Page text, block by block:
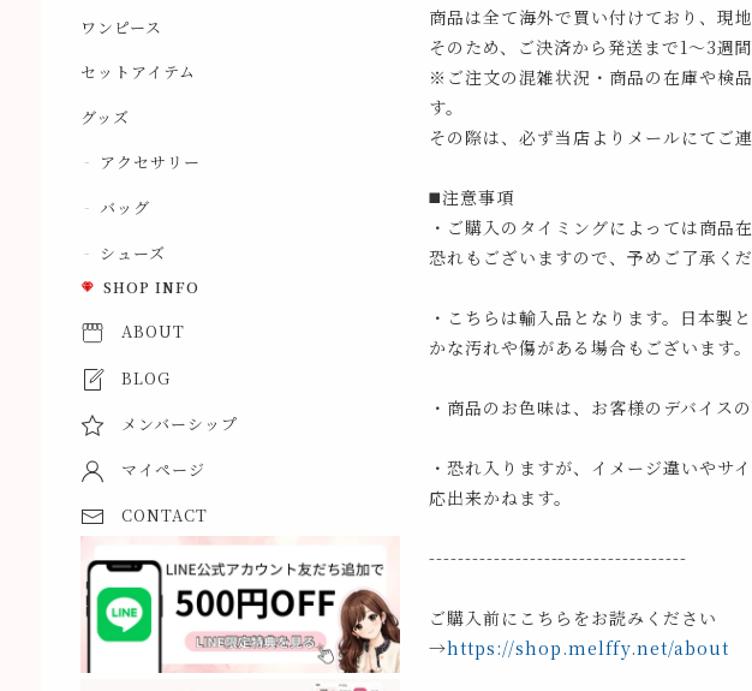
ワンピース
セットアイテム
グッズ
アクセサリー
バッグ
シューズ
SHOP INFO
ABOUT
BLOG
メンバーシップ
マイページ
CONTACT
商品は全て海外で買い付けており、現
そのため、ご決済から発送まで1～3週
※ご注文の混雑状況・商品の在庫や検
す。
その際は、必ず当店よりメールにてご
◼️注意事項
・ご購入のタイミングによっては商品
恐れもございますので、予めご了承くだ
・こちらは輸入品となります。日本製
かな汚れや傷がある場合もございます。
・商品のお色味は、お客様のデバイス
・恐れ入りますが、イメージ違いやサ
応出来かねます。
------------------------------------
ご購入前にこちらをお読みください
→https://shop.melffy.net/about